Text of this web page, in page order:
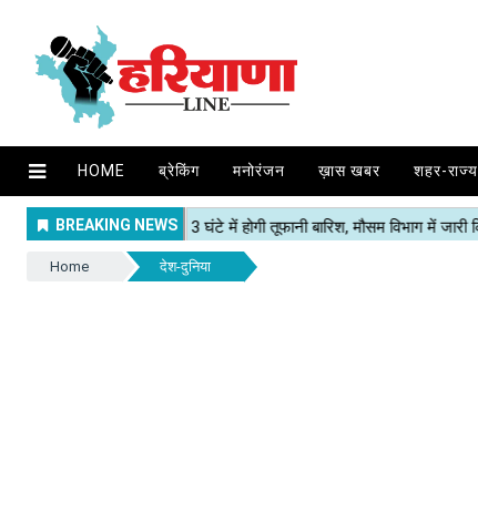
HOME ब्रेकिंग मनोरंजन ख़ास खबर शहर-राज्य
Home देश-दुनिया